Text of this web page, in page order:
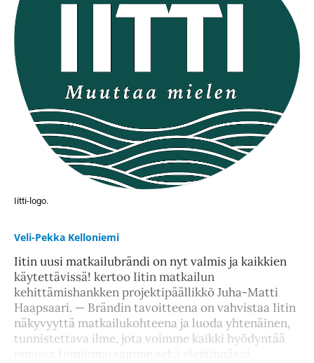
Iitti-logo.
Veli-Pekka Kelloniemi
Iitin uusi matkailubrändi on nyt valmis ja kaikkien
käytettävissä! kertoo Iitin matkailun
kehittämishankken projektipäällikkö Juha-Matti
Haapsaari. — Brändin tavoitteena on vahvistaa Iitin
näkyvyyttä matkailukohteena ja luoda yhtenäinen,
tunnistettava ilme, jota voimme kaikki hyödyntää
omassa toiminnassamme sekä viestinnässä.